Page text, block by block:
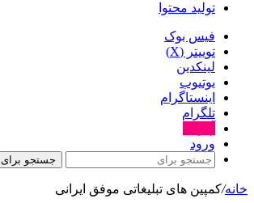
تولید محتوا
فیس بوک
توییتر (X)
لینکدین
یوتیوب
اینستاگرام
تلگرام
ورود
جستجو برای
خانه/کمپین های تبلیغاتی موفق ایرانی